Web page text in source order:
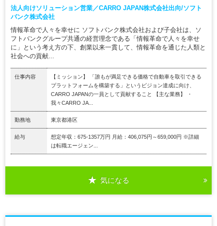
法人向けソリューション営業／CARRO JAPAN株式会社出向/ソフト
バンク株式会社
情報革命で人々を幸せに ソフトバンク株式会社および子会社は、ソ
フトバンクグループ共通の経営理念である「情報革命で人々を幸せ
に」という考え方の下、創業以来一貫して、情報革命を通じた人類と
社会への貢献...
仕事内容
【ミッション】 「誰もが満足できる価格で自動車を取引できる
プラットフォームを構築する」というビジョン達成に向け、
CARRO JAPANの一員として貢献すること 【主な業務】 ・
我々CARRO JA...
勤務地 東京都港区
給与
想定年収：675-1357万円 月給：406,075円～659,000円 ※詳細
は転職エージェン...
気になる